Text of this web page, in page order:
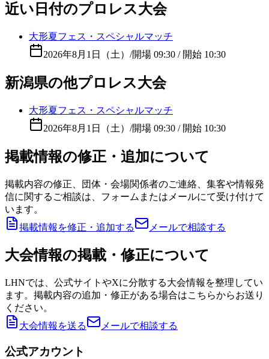
近い日付のプロレス大会
大形夏フェス・スペシャルマッチ
2026年8月1日（土） /開場 09:30 / 開始 10:30
新潟県の他プロレス大会
大形夏フェス・スペシャルマッチ
2026年8月1日（土） /開場 09:30 / 開始 10:30
掲載情報の修正・追加について
掲載内容の修正、団体・会場関係者のご連絡、集客や情報発
信に関するご相談は、フォームまたはメールにて受け付けて
います。
掲載情報を修正・追加する
メールで相談する
大会情報の掲載・修正について
LHNでは、公式サイトやXに分散する大会情報を整理してい
ます。掲載内容の追加・修正がある場合はこちらからお送り
ください。
大会情報を送る
メールで相談する
公式アカウント